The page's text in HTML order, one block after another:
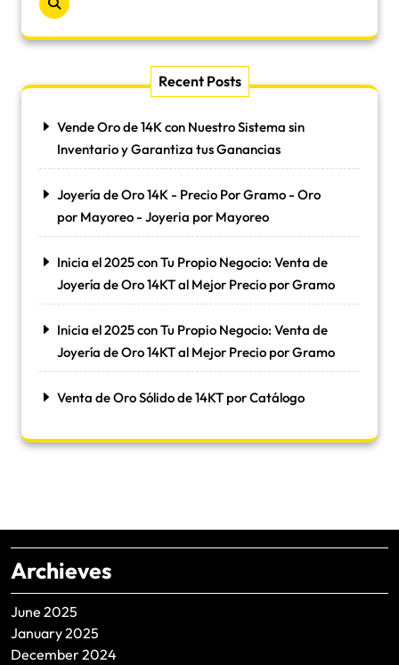
Recent Posts
Vende Oro de 14K con Nuestro Sistema sin
Inventario y Garantiza tus Ganancias
Joyería de Oro 14K - Precio Por Gramo - Oro
por Mayoreo - Joyeria por Mayoreo
Inicia el 2025 con Tu Propio Negocio: Venta de
Joyería de Oro 14KT al Mejor Precio por Gramo
Inicia el 2025 con Tu Propio Negocio: Venta de
Joyería de Oro 14KT al Mejor Precio por Gramo
Venta de Oro Sólido de 14KT por Catálogo
Archieves
June 2025
January 2025
December 2024